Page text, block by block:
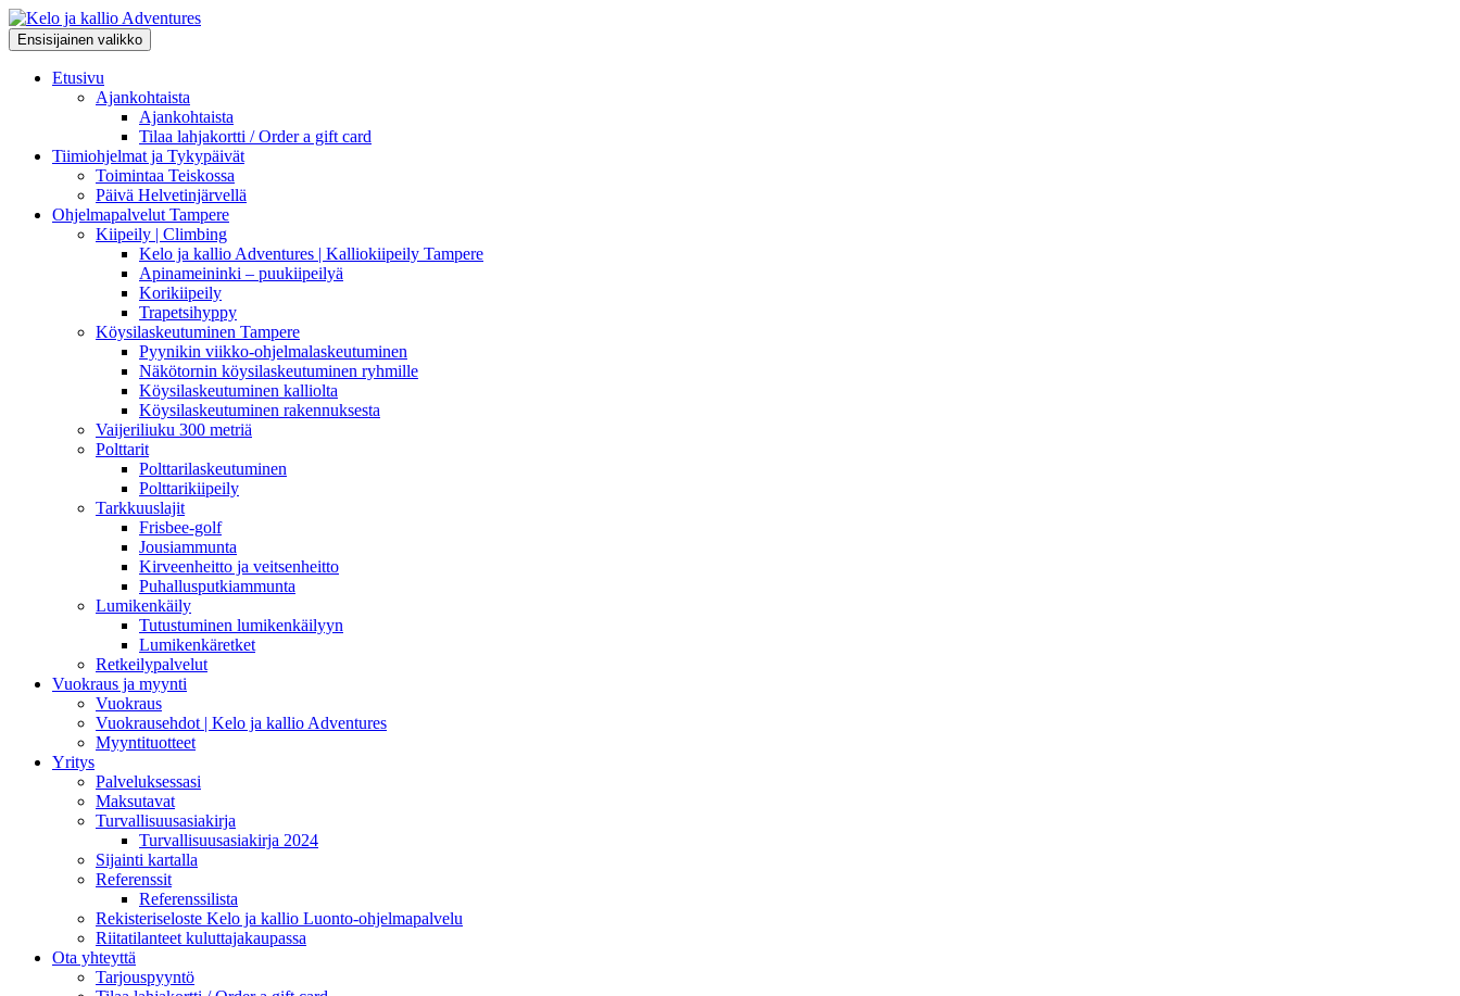
Siirry
sisältöön
Kelo ja kallio Adventures
EtsiEnsisijainen valikko
Etusivu
Ajankohtaista
Ajankohtaista
Tilaa lahjakortti / Order a gift card
Tiimiohjelmat ja Tykypäivät
Toimintaa Teiskossa
Päivä Helvetinjärvellä
Ohjelmapalvelut Tampere
Kiipeily | Climbing
Kelo ja kallio Adventures | Kalliokiipeily Tampere
Apinameininki – puukiipeilyä
Korikiipeily
Trapetsihyppy
Köysilaskeutuminen Tampere
Pyynikin viikko-ohjelmalaskeutuminen
Näkötornin köysilaskeutuminen ryhmille
Köysilaskeutuminen kalliolta
Köysilaskeutuminen rakennuksesta
Vaijeriliuku 300 metriä
Polttarit
Polttarilaskeutuminen
Polttarikiipeily
Tarkkuuslajit
Frisbee-golf
Jousiammunta
Kirveenheitto ja veitsenheitto
Puhallusputkiammunta
Lumikenkäily
Tutustuminen lumikenkäilyyn
Lumikenkäretket
Retkeilypalvelut
Vuokraus ja myynti
Vuokraus
Vuokrausehdot | Kelo ja kallio Adventures
Myyntituotteet
Yritys
Palveluksessasi
Maksutavat
Turvallisuusasiakirja
Turvallisuusasiakirja 2024
Sijainti kartalla
Referenssit
Referenssilista
Rekisteriseloste Kelo ja kallio Luonto-ohjelmapalvelu
Riitatilanteet kuluttajakaupassa
Ota yhteyttä
Tarjouspyyntö